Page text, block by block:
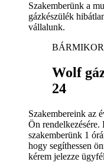
Szakemberünk a
gázkészülék
vállalunk.
Wolf
24
Szakembereink az
Ön rendelkezésére.
szakemberünk 1
hogy segíthessen
kérem jelezze